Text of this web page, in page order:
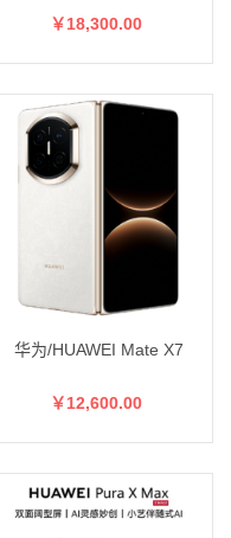
￥18,300.00
华为/HUAWEI Mate X7
￥12,600.00